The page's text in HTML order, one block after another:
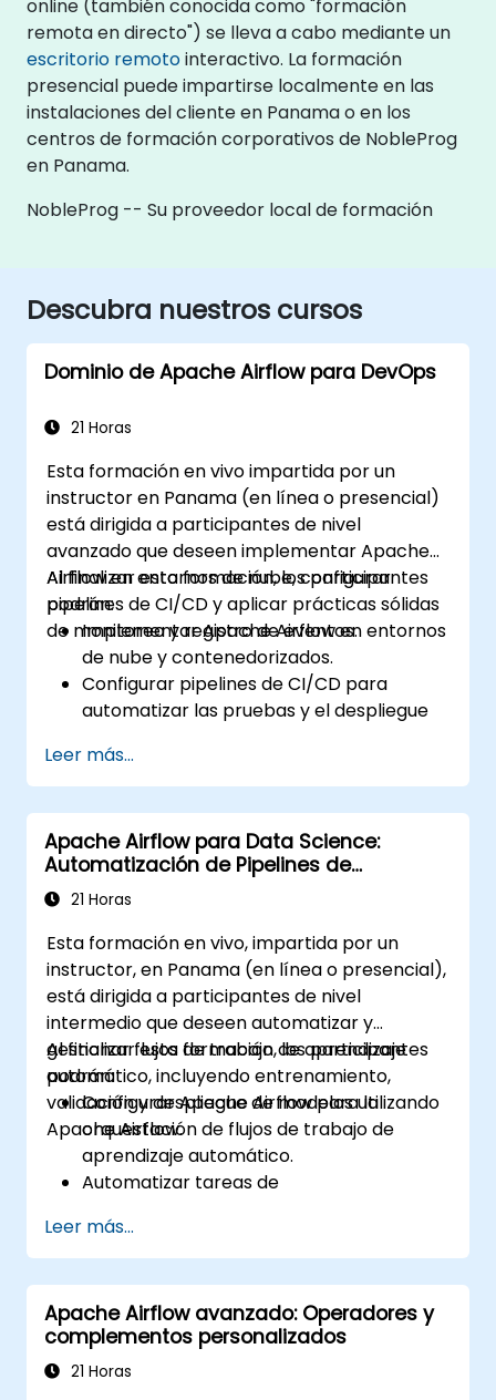
online (también conocida como "formación
remota en directo") se lleva a cabo mediante un
escritorio remotointeractivo. La formación
presencial puede impartirse localmente en las
instalaciones del cliente en Panama o en los
centros de formación corporativos de NobleProg
en Panama.
NobleProg -- Su proveedor local de formación
Descubra nuestros cursos
Dominio de Apache Airflow para DevOps
21 Horas
Esta formación en vivo impartida por un
instructor en Panama (en línea o presencial)
está dirigida a participantes de nivel
avanzado que deseen implementar Apache
Airflow en entornos de nube, configurar
pipelines de CI/CD y aplicar prácticas sólidas
de monitoreo y registro de eventos.
Al finalizar esta formación, los participantes
podrán:
Implementar Apache Airflow en entornos
de nube y contenedorizados.
Configurar pipelines de CI/CD para
automatizar las pruebas y el despliegue
Integrar herramientas de monitoreo y
registro de eventos para mejorar la
fiabilidad del sistema.
Optimizar las configuraciones de Airflow
en cuanto a rendimiento y escalabilidad.
Aplicar buenas prácticas de seguridad
entornos.
Leer más...
Apache Airflow para Data Science:
Automatización de Pipelines de
Aprendizaje Automático
21 Horas
Esta formación en vivo, impartida por un
instructor, en Panama (en línea o presencial),
está dirigida a participantes de nivel
intermedio que deseen automatizar y
gestionar flujos de trabajo de aprendizaje
automático, incluyendo entrenamiento,
validación y despliegue de modelos utilizando
Apache Airflow.
Al finalizar esta formación, los participantes
podrán:
Configurar Apache Airflow para la
orquestación de flujos de trabajo de
aprendizaje automático.
Automatizar tareas de
entrenamiento y validación de modelos.
Integrar Airflow con frameworks y
herramientas de aprendizaje automático.
Desplegar modelos de aprendizaje
automático mediante pipelines
automatizados.
Leer más...
Apache Airflow avanzado: Operadores y
complementos personalizados
21 Horas